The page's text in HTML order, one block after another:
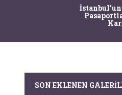
SON EKLENEN